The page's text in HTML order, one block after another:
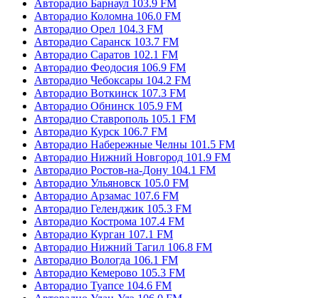
Авторадио Барнаул 103.9 FM
Авторадио Коломна 106.0 FM
Авторадио Орел 104.3 FM
Авторадио Саранск 103.7 FM
Авторадио Саратов 102.1 FM
Авторадио Феодосия 106.9 FM
Авторадио Чебоксары 104.2 FM
Авторадио Воткинск 107.3 FM
Авторадио Обнинск 105.9 FM
Авторадио Ставрополь 105.1 FM
Авторадио Курск 106.7 FM
Авторадио Набережные Челны 101.5 FM
Авторадио Нижний Новгород 101.9 FM
Авторадио Ростов-на-Дону 104.1 FM
Авторадио Ульяновск 105.0 FM
Авторадио Арзамас 107.6 FM
Авторадио Геленджик 105.3 FM
Авторадио Кострома 107.4 FM
Авторадио Курган 107.1 FM
Авторадио Нижний Тагил 106.8 FM
Авторадио Вологда 106.1 FM
Авторадио Кемерово 105.3 FM
Авторадио Туапсе 104.6 FM